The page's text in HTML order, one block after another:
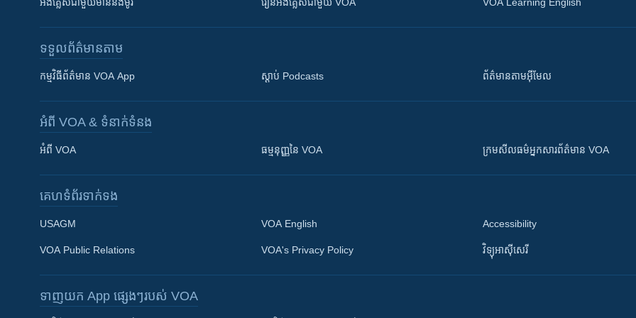
Khmer English
អង់គ្លេស​ជាមួយ​ម៉ានី​និង​ម៉ូរី រៀន​​​​​​អង់គ្លេស​​ជាមួយ VOA VOA Learning English
ទទួល​ព័ត៌មាន​តាម
កម្មវិធី​ព័ត៌មាន VOA App ស្តាប់ Podcasts ព័ត៌មាន​តាម​អ៊ីមែល
អំពី​ VOA & ទំនាក់ទំនង
អំពី​ VOA ធម្មនុញ្ញ​នៃ VOA ក្រម​​​សីលធម៌​​​អ្នក​​​សារព័ត៌មាន VOA
គេហទំព័រ​​ទាក់ទង
USAGM
VOA Public Relations
VOA English
VOA's Privacy Policy
Accessibility
វិទ្យុ​អាស៊ី​សេរី
ទាញយក​ App ផ្សេងៗ​របស់​ VOA